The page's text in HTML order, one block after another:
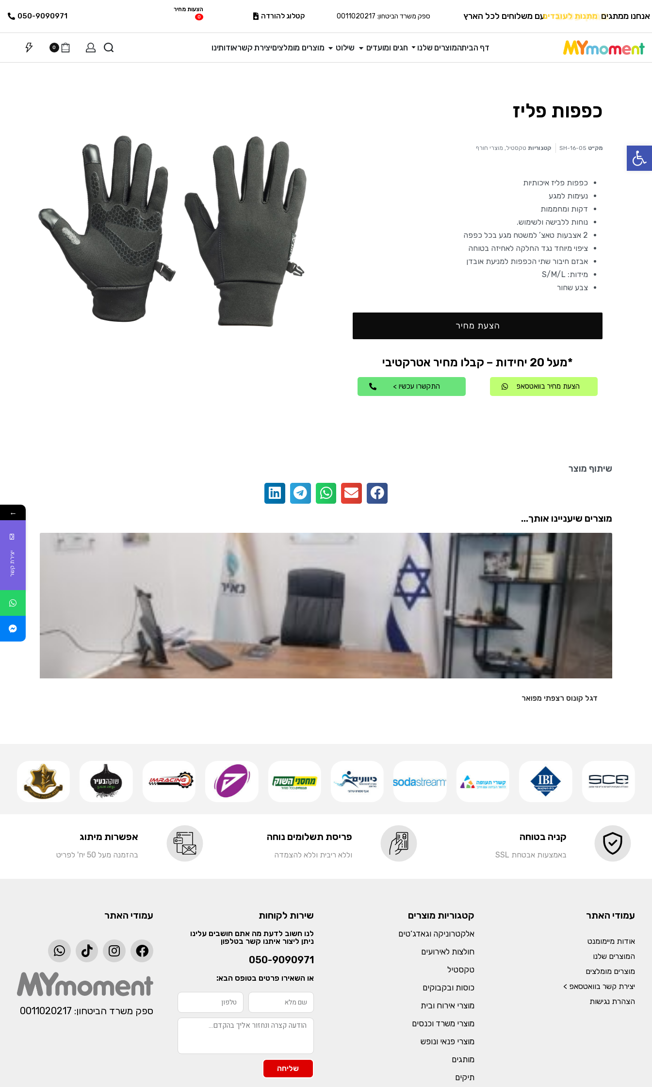
פתח סרגל נגישות
אנחנו ממתגים מגוון עטיםעם משלוחים לכל הארץ ספק משרד הביטחון: 0011020217 קטלוג להורדה
הצעות מחיר
0 פריטים 050-9090971
דף הביתהמוצרים שלנו חגים ומועדים שילוט מוצרים מומלציםיצירת קשראודותינו 0
כפפות פליז
מק״ט SH-16-05 קטגוריות טקסטיל, מוצרי חורף
כפפות פליז איכותיות
נעימות למגע
דקות ומחממות
נוחות ללבישה ולשימוש.
2 אצבעות טאצ’ למשטח מגע בכל כפפה
ציפוי מיוחד נגד החלקה לאחיזה בטוחה
אבזם חיבור שתי הכפפות למניעת אובדן
מידות: S/M/L
צבע שחור
הצעת מחיר
*מעל 20 יחידות – קבלו מחיר אטרקטיבי
הצעת מחיר בוואטסאפ התקשרו עכשיו >
שיתוף מוצר
מוצרים שיעניינו אותך...
שלט אותיות מואר
קניה בטוחה
באמצעות אבטחת SSL
פריסת תשלומים נוחה
וללא ריבית וללא להצמדה
אפשרות מיתוג
בהזמנה מעל 50 יח' לפריט
עמודי האתר
אודות מיימומנט
המוצרים שלנו
מוצרים מומלצים
יצירת קשר בוואטסאפ >
הצהרת נגישות
קטגוריות מוצרים
אלקטרוניקה וגאדג’טים
חולצות לאירועים
טקסטיל
כוסות ובקבוקים
מוצרי אירוח ובית
מוצרי משרד וכנסים
מוצרי פנאי ונופש
מותגים
תיקים
שירות לקוחות
לנו חשוב לדעת מה אתם חושבים עלינו
ניתן ליצור איתנו קשר בטלפון
050-9090971
או השאירו פרטים בטופס הבא:
שליחה
עמודי האתר
ספק משרד הביטחון: 0011020217​​
←
יצירת קשר